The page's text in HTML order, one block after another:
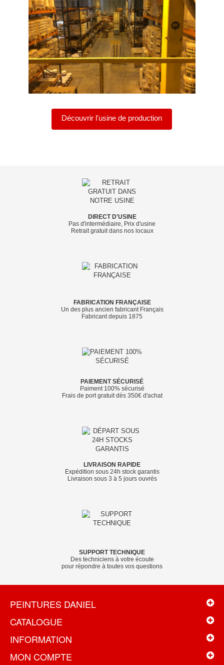
Découvrir l'usine de production
DIRECT D'USINE
Pas d'intermédiaire, Prix d'usine
Retrait gratuit dans nos locaux
FABRICATION FRANÇAISE
Un des plus ancien fabricant Français
Fabricant depuis 1875
PAIEMENT SÉCURISÉ
Paiment 100% sécurisé
Frais de port gratuit dès 350€ d'achat
LIVRAISON RAPIDE
Expédition sous 24h stock garantis
Livraison sous 3 à 5 jours ouvrés
SUPPORT TECHNIQUE
Des techniciens à votre écoute
pour répondre à toutes vos questions
PEINTURES DANIEL
CATALOGUE
INFORMATION
MON COMPTE